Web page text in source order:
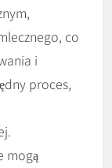
co
i
proces,
mogą